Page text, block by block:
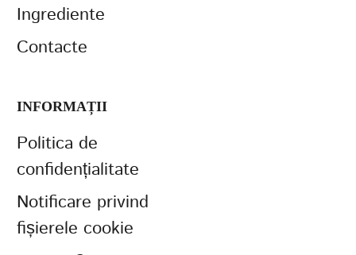
Ingrediente
Contacte
INFORMAȚII
Politica de
confidențialitate
Notificare privind
fișierele cookie